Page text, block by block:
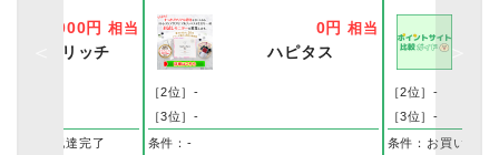
4,000円 相当
ちょびリッチ
、初回配達完了
0円 相当
ハピタス
［2位］-
［3位］-
条件：-
［2位］-
［3位］-
条件：お買い物